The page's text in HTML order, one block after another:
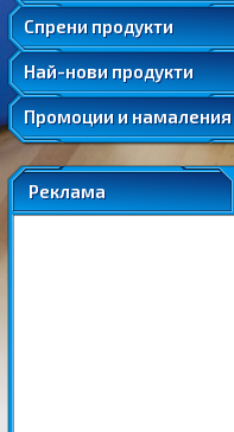
Спрени продукти
Удължени и
Най-нови продукти
Промоции и намаления
Реклама